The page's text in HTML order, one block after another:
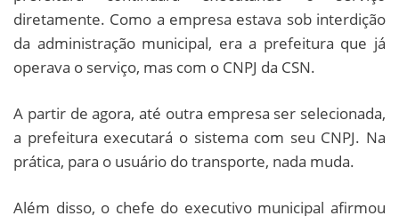
diretamente. Como a empresa estava sob interdição
da administração municipal, era a prefeitura que já
operava o serviço, mas com o CNPJ da CSN.
A partir de agora, até outra empresa ser selecionada,
a prefeitura executará o sistema com seu CNPJ. Na
prática, para o usuário do transporte, nada muda.
Além disso, o chefe do executivo municipal afirmou